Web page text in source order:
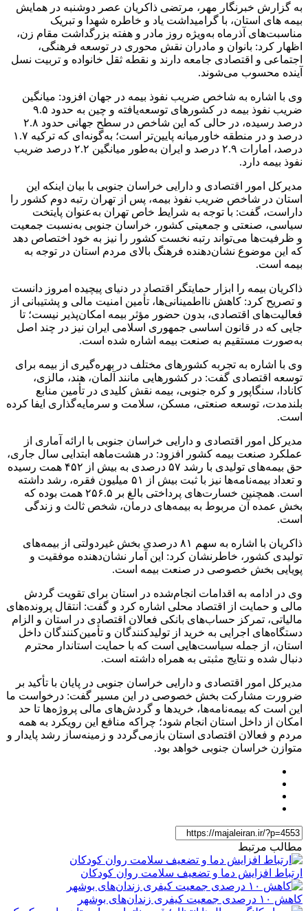
به گزارش خبرنگار مهر، مرتضی ذاکریان عصر دوشنبه در همایش
بیمه های استان، با گرامیداشت یاد و خاطره شهدا و تبریک
مناسبت‌های آذرماه به‌ویژه روز مادر و هفته بزرگداشت مقام زن،
اظهار کرد: بانوان و مادران نقش محوری در توسعه فرهنگی،
اجتماعی و اقتصادی جامعه دارند و نقطه ثقل خانواده و تربیت نسل
آینده محسوب می‌شوند.
وی با اشاره به شاخص ضریب نفوذ بیمه در جهان افزود: میانگین
ضریب نفوذ بیمه در کشورهای توسعه‌یافته و چین به حدود ۹.۵
درصد رسیده، در حالی که این شاخص در سطح جهانی حدود ۲.۸
درصد و در منطقه خاورمیانه پایین‌تر است؛ به‌گونه‌ای که ترکیه ۱.۷
درصد، امارات ۲.۹ درصد و ایران به‌طور میانگین ۲.۲ درصد ضریب
نفوذ بیمه دارد.
مدیرکل امور اقتصادی و دارایی خراسان جنوبی با بیان اینکه این
استان در شاخص ضریب نفوذ بیمه، پس از تهران رتبه دوم کشور را
داراست، گفت: با توجه به شرایط خاص تهران به‌عنوان پایتخت
سیاسی، صنعتی و جمعیتی کشور، خراسان جنوبی به‌نسبت جمعیت
و ظرفیت‌ها می‌تواند رتبه نخست کشور را نیز به خود اختصاص دهد
که این موضوع نشان‌دهنده فرهنگ بالای مردم استان در توجه به
بیمه است.
ذاکریان بیمه را ابزار حمایتگر اقتصاد در دنیای پیچیده امروز دانست
و تصریح کرد: کاهش نااطمینانی‌ها، تأمین امنیت مالی و پشتیبانی از
فعالیت‌های اقتصادی، بدون حضور مؤثر بیمه امکان‌پذیر نیست؛ تا
جایی که در قانون اساسی جمهوری اسلامی ایران نیز در چند اصل
به‌صورت مستقیم به صنعت بیمه اشاره شده است.
وی با اشاره به تجربه کشورهای مختلف در بهره‌گیری از بیمه برای
توسعه اقتصادی گفت: در کشورهایی مانند آلمان، هند، مالزی،
کانادا، سنگاپور و کره جنوبی، بیمه نقش کلیدی در تأمین منابع
بلندمدت، توسعه صنعتی، مسکن، سلامت و سرمایه‌گذاری ایفا کرده
است.
مدیرکل امور اقتصادی و دارایی خراسان جنوبی با ارائه آماری از
عملکرد صنعت بیمه کشور افزود: در هشت‌ماهه ابتدایی سال جاری،
حق بیمه‌های تولیدی با رشد ۵۷ درصدی به بیش از ۴۵۲ همت رسیده
و تعداد بیمه‌نامه‌ها نیز با ثبت بیش از ۵۱ میلیون فقره، رشد داشته
است. همچنین خسارت‌های پرداختی بالغ بر ۲۵۶.۵ همت بوده که
بخش عمده آن مربوط به بیمه‌های درمان، شخص ثالث و زندگی
است.
ذاکریان با اشاره به سهم ۸۱ درصدی بخش غیردولتی از بیمه‌های
تولیدی کشور، خاطرنشان کرد: این آمار نشان‌دهنده موفقیت و
پویایی بخش خصوصی در صنعت بیمه است.
وی در ادامه به اقدامات انجام‌شده در استان برای تقویت گردش
مالی و حمایت از اقتصاد محلی اشاره کرد و گفت: انتقال پرونده‌های
مالیاتی، تمرکز حساب‌های بانکی فعالان اقتصادی در استان و الزام
دستگاه‌های اجرایی به خرید از تولیدکنندگان و تأمین‌کنندگان داخل
استان، از جمله سیاست‌هایی است که با حمایت استاندار محترم
دنبال شده و نتایج مثبتی به همراه داشته است.
مدیرکل امور اقتصادی و دارایی خراسان جنوبی در پایان با تأکید بر
ضرورت مشارکت بخش خصوصی در این مسیر گفت: درخواست ما
این است که بیمه‌نامه‌ها، خریدها و گردش‌های مالی پروژه‌ها تا حد
امکان از داخل استان انجام شود؛ چراکه منافع این رویکرد به همه
مردم و فعالان اقتصادی استان بازمی‌گردد و زمینه‌ساز رشد پایدار و
متوازن خراسان جنوبی خواهد بود.
مطالب مرتبط
ارتباط افزایش دما و تضعیف سلامت روان کودکان
کاهش ۱۰ درصدی جمعیت کیفری زندان‌های بوشهر